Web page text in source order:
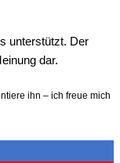
unterstützt. Der
dar.
ihn – ich freue mich